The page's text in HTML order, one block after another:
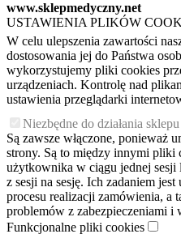
www.sklepmedyczny.net
USTAWIENIA PLIKÓW
W celu ulepszenia zawartości
dostosowania jej do Państwa
wykorzystujemy pliki cookies
urządzeniach. Kontrolę nad
ustawienia przeglądarki
Niezbędne do działania
Są zawsze włączone, ponieważ
strony. Są to między innymi pliki
użytkownika w ciągu jednej
z sesji na sesję. Ich zadaniem
procesu realizacji zamówienia, a
problemów z zabezpieczeniami i
Funkcjonalne pliki cookies